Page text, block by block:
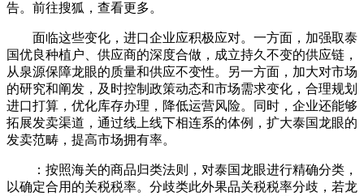
告。前往搜狐，查看更多。
面临这些变化，进口企业应积极应对。一方面，加强取泰
国优良种植户、供应商的深度合做，成立持久不变的供应链，
从泉源保障龙眼的质量和供应不变性。另一方面，加大对市场
的研究和阐发，及时控制政策动态和市场需求变化，合理规划
进口打算，优化库存办理，降低运营风险。同时，企业还能够
拓展发卖渠道，通过线上线下相连系的体例，扩大泰国龙眼的
发卖范畴，提高市场拥有率。
：按照海关的商品归类法则，对泰国龙眼进行精确分类，
以确定合用的关税税率。分歧类此外果品关税税率分歧，若龙